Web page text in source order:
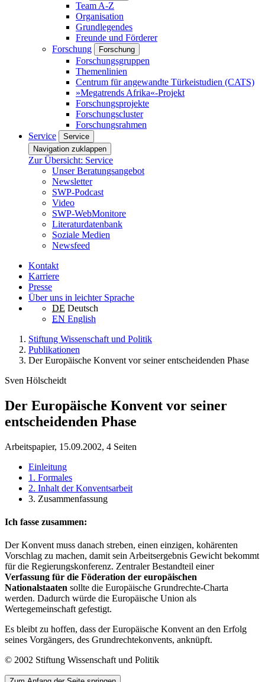
Team A-Z
Organisation
Grundlegendes
Freunde und Förderer
Forschung
Forschung
Forschungsgruppen
Themenlinien
Centrum für angewandte Türkeistudien (CATS)
»Megatrends Afrika«-Projekt
Forschungsprojekte
Forschungscluster
Forschungsrahmen
Service
Service
Navigation zuklappen
Zur Übersicht: Service
Unser Beratungsangebot
Newsletter
SWP-Podcast
Video
SWP-WebMonitore
Literaturdatenbank
Soziale Medien
Newsfeed
Kontakt
Karriere
Presse
Über uns in leichter Sprache
DE Deutsch
EN English
Stiftung Wissenschaft und Politik
Publikationen
Der Europäische Konvent vor seiner entscheidenden Phase
Sven Hölscheidt
Der Europäische Konvent vor seiner
entscheidenden Phase
Arbeitspapier, 15.09.2002, 4 Seiten
Einleitung
1. Formales
2. Inhalt der Konventsarbeit
3. Zusammenfassung
Ich fasse zusammen:
Der Konvent muss danach streben, einen einzigen, kohärenten
Vorschlag zu machen, damit sein Arbeitsergebnis Gewicht bekommt
für die Regierungskonferenz. Zentraler Bestandteil einer
Verfassung für die Föderation der europäischen
Nationalstaaten sollte die Europäische Grundrechte-Charta
werden. Dadurch würde die Europäische Union als
Wertegemeinschaft gefestigt.
Es bleibt zu hoffen, dass der Europäische Konvent an den Erfolg
seines Vorgängers, des Grundrechtekonvents, anknüpft.
© 2002 Stiftung Wissenschaft und Politik